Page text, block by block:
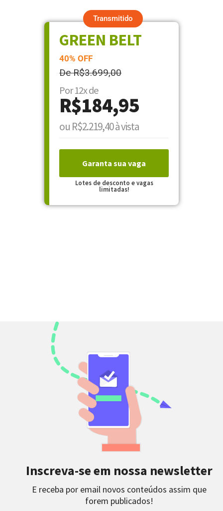
Transmitido
GREEN BELT
40% OFF
De R$3.699,00
Por 12x de
R$184,95
ou R$2.219,40 à vista
Garanta sua vaga
Lotes de desconto e vagas
limitadas!
Inscreva-se em nossa newsletter
E receba por email novos conteúdos assim que
forem publicados!